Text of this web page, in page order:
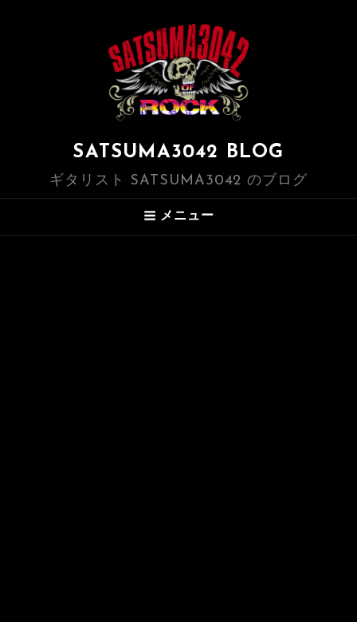
SATSUMA3042 BLOG
ギタリスト SATSUMA3042 のブログ
メニュー